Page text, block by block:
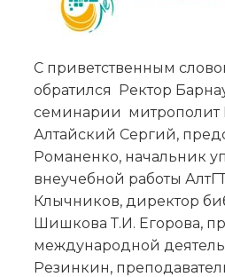
С приветственным
обратился Ректор
семинарии митрополит
Алтайский Сергий,
Романенко, начальник
внеучебной работы
Клычников, директор
Шишкова Т.И. Егорова,
международной
Резинкин,